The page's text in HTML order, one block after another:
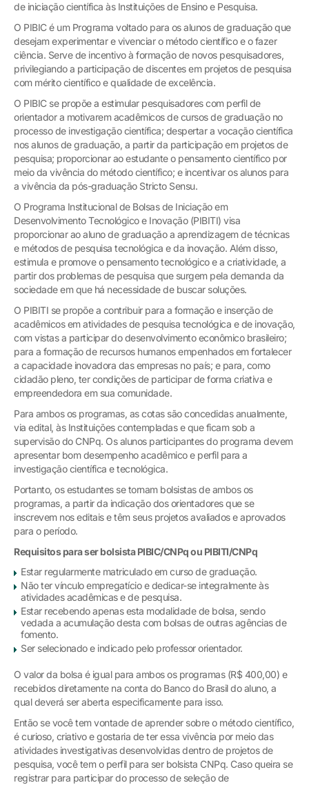
de iniciação científica às Instituições de Ensino e Pesquisa.
O PIBIC é um Programa voltado para os alunos de graduação que
desejam experimentar e vivenciar o método científico e o fazer
ciência. Serve de incentivo à formação de novos pesquisadores,
privilegiando a participação de discentes em projetos de pesquisa
com mérito científico e qualidade de excelência.
O PIBIC se propõe a estimular pesquisadores com perfil de
orientador a motivarem acadêmicos de cursos de graduação no
processo de investigação científica; despertar a vocação científica
nos alunos de graduação, a partir da participação em projetos de
pesquisa; proporcionar ao estudante o pensamento científico por
meio da vivência do método científico; e incentivar os alunos para
a vivência da pós-graduação Stricto Sensu.
O Programa Institucional de Bolsas de Iniciação em
Desenvolvimento Tecnológico e Inovação (PIBITI) visa
proporcionar ao aluno de graduação a aprendizagem de técnicas
e métodos de pesquisa tecnológica e da inovação. Além disso,
estimula e promove o pensamento tecnológico e a criatividade, a
partir dos problemas de pesquisa que surgem pela demanda da
sociedade em que há necessidade de buscar soluções.
O PIBITI se propõe a contribuir para a formação e inserção de
acadêmicos em atividades de pesquisa tecnológica e de inovação,
com vistas a participar do desenvolvimento econômico brasileiro;
para a formação de recursos humanos empenhados em fortalecer
a capacidade inovadora das empresas no país; e para, como
cidadão pleno, ter condições de participar de forma criativa e
empreendedora em sua comunidade.
Para ambos os programas, as cotas são concedidas anualmente,
via edital, às Instituições contempladas e que ficam sob a
supervisão do CNPq. Os alunos participantes do programa devem
apresentar bom desempenho acadêmico e perfil para a
investigação científica e tecnológica.
Portanto, os estudantes se tornam bolsistas de ambos os
programas, a partir da indicação dos orientadores que se
inscrevem nos editais e têm seus projetos avaliados e aprovados
para o período.
Requisitos para ser bolsista PIBIC/CNPq ou PIBITI/CNPq
Estar regularmente matriculado em curso de graduação.
Não ter vínculo empregatício e dedicar-se integralmente às
atividades acadêmicas e de pesquisa.
Estar recebendo apenas esta modalidade de bolsa, sendo
vedada a acumulação desta com bolsas de outras agências de
fomento.
Ser selecionado e indicado pelo professor orientador.
O valor da bolsa é igual para ambos os programas (R$ 400,00) e
recebidos diretamente na conta do Banco do Brasil do aluno, a
qual deverá ser aberta especificamente para isso.
Então se você tem vontade de aprender sobre o método científico,
é curioso, criativo e gostaria de ter essa vivência por meio das
atividades investigativas desenvolvidas dentro de projetos de
pesquisa, você tem o perfil para ser bolsista CNPq. Caso queira se
registrar para participar do processo de seleção de